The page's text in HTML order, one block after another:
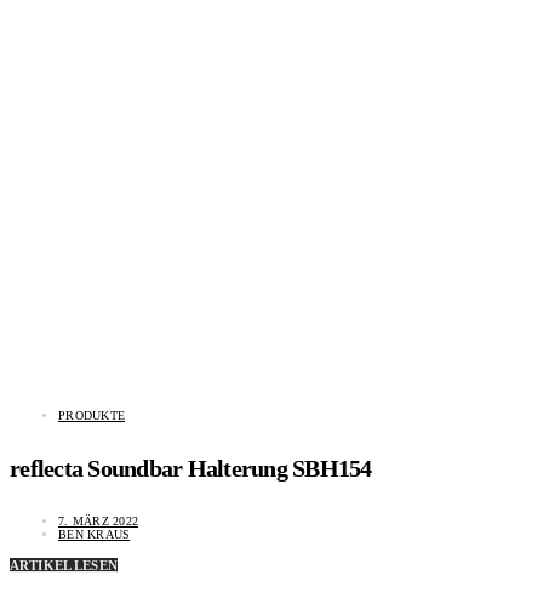
PRODUKTE
reflecta Soundbar Halterung SBH154
7. MÄRZ 2022
BEN KRAUS
ARTIKEL LESEN